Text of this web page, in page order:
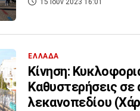
15 Ιουν 2023 16:01
ΕΛΛΑΔΑ
Κίνηση:
Καθυστερήσεις
λεκανοπεδίου